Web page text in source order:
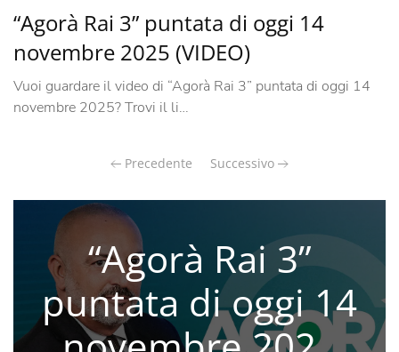
“Agorà Rai 3” puntata di oggi 14
novembre 2025 (VIDEO)
Vuoi guardare il video di “Agorà Rai 3” puntata di oggi 14
novembre 2025? Trovi il li…
Precedente Successivo
“Agorà Rai 3”
puntata di oggi 14